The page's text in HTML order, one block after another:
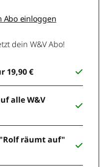
Abo einloggen
dein W&V Abo!
19,90 €
alle W&V
räumt auf"